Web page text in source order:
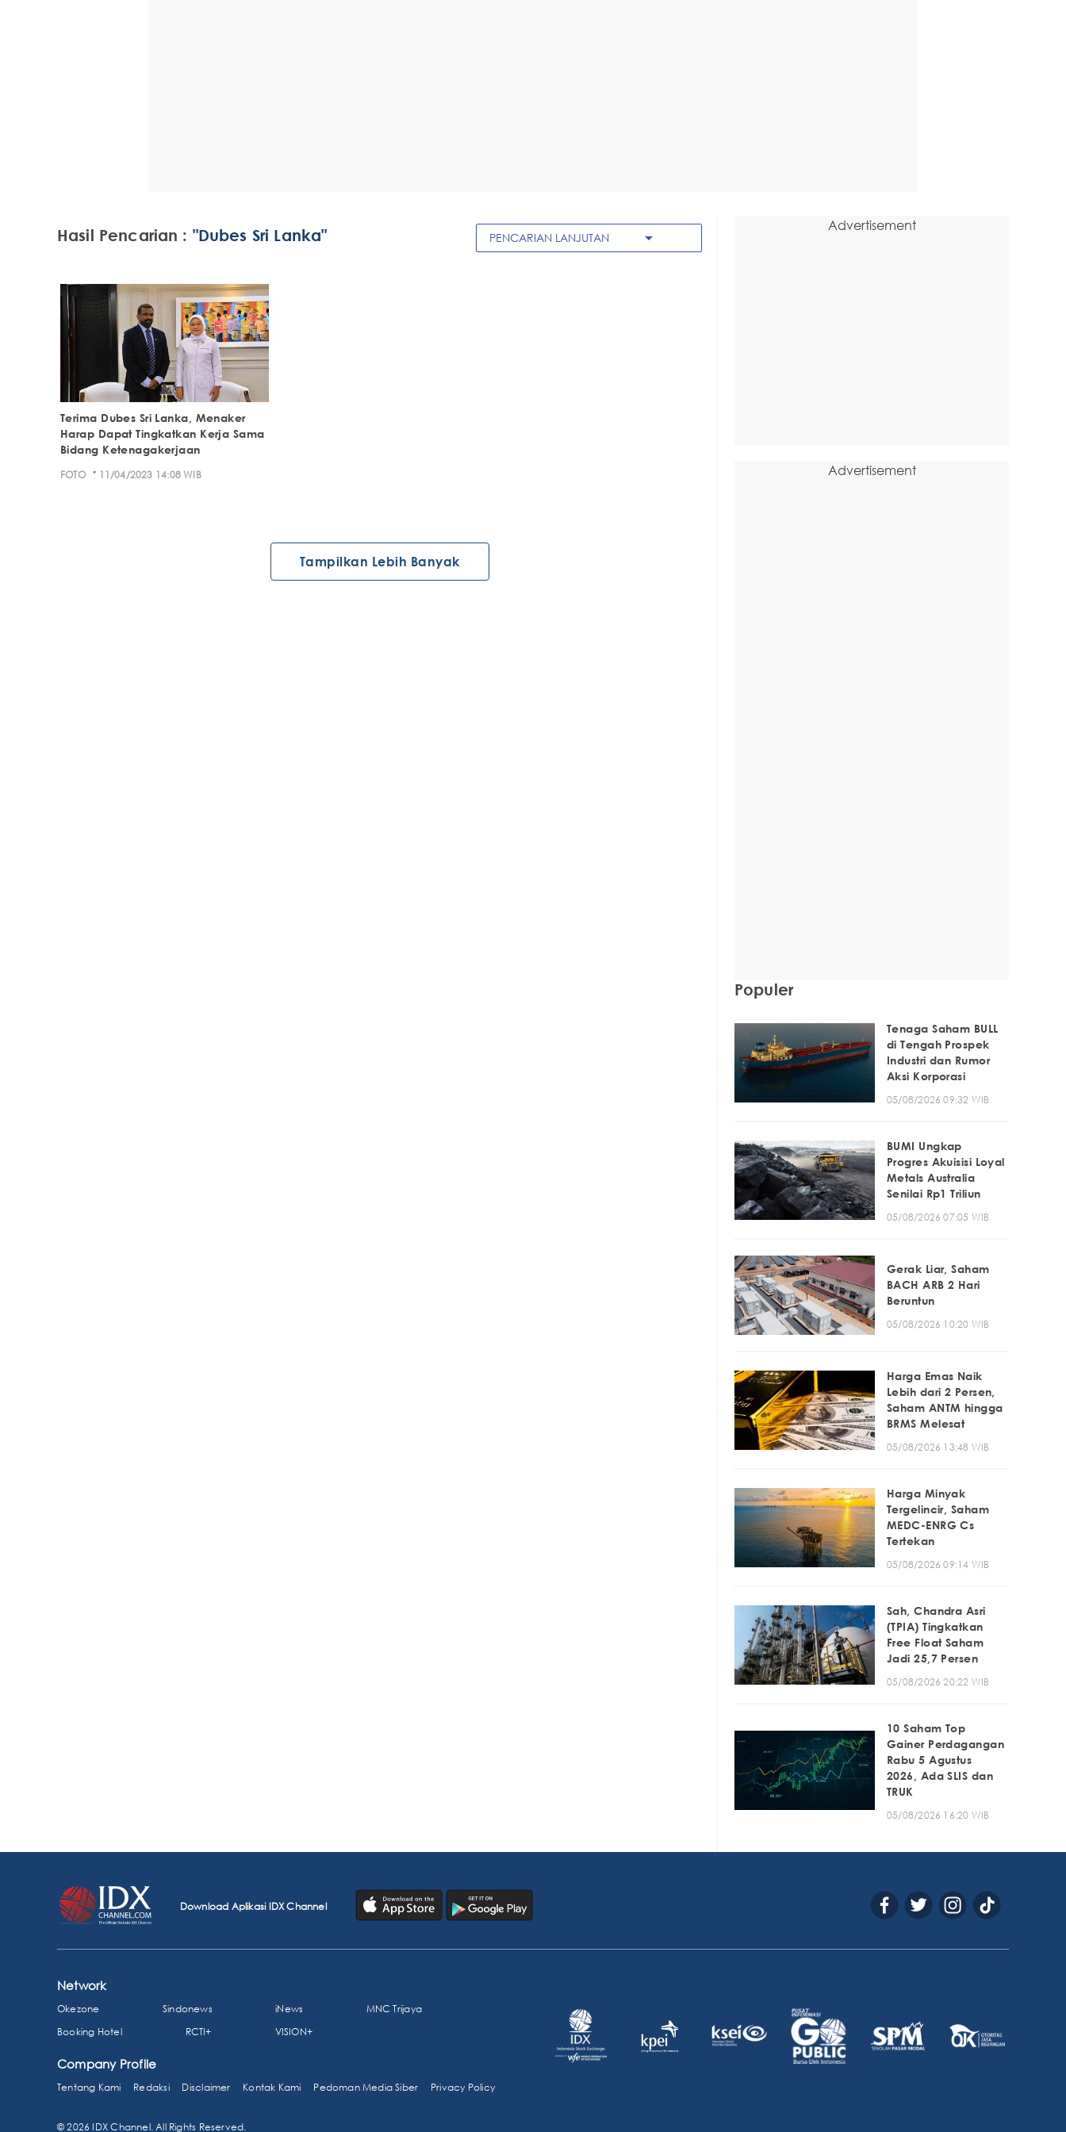
Hasil Pencarian : "Dubes Sri Lanka" PENCARIAN LANJUTAN arrow_drop_down
Terima Dubes Sri Lanka, Menaker
Harap Dapat Tingkatkan Kerja Sama
Bidang Ketenagakerjaan
FOTO · 11/04/2023 14:08 WIB
Tampilkan Lebih Banyak
Advertisement
Advertisement
Populer
Tenaga Saham BULL
di Tengah Prospek
Industri dan Rumor
Aksi Korporasi
05/08/2026 09:32 WIB
BUMI Ungkap
Progres Akuisisi Loyal
Metals Australia
Senilai Rp1 Triliun
05/08/2026 07:05 WIB
Gerak Liar, Saham
BACH ARB 2 Hari
Beruntun
05/08/2026 10:20 WIB
Harga Emas Naik
Lebih dari 2 Persen,
Saham ANTM hingga
BRMS Melesat
05/08/2026 13:48 WIB
Harga Minyak
Tergelincir, Saham
MEDC-ENRG Cs
Tertekan
05/08/2026 09:14 WIB
Sah, Chandra Asri
(TPIA) Tingkatkan
Free Float Saham
Jadi 25,7 Persen
05/08/2026 20:22 WIB
10 Saham Top
Gainer Perdagangan
Rabu 5 Agustus
2026, Ada SLIS dan
TRUK
05/08/2026 16:20 WIB
Download Aplikasi IDX Channel
Network
Okezone Sindonews iNews
MNC Trijaya
Booking Hotel
RCTI+ VISION+
Company Profile
Tentang Kami Redaksi Disclaimer Kontak Kami Pedoman Media Siber Privacy Policy
© 2026 IDX Channel. All Rights Reserved.